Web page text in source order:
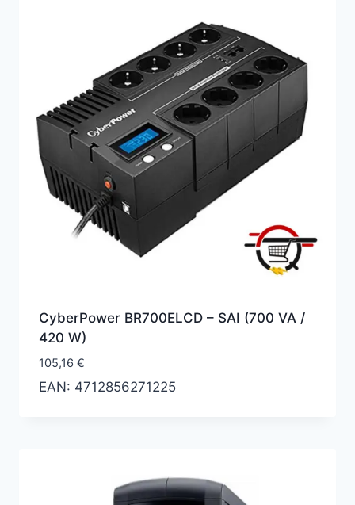
alto
CyberPower BR700ELCD – SAI (700 VA /
420 W)
105,16 €
EAN: 4712856271225